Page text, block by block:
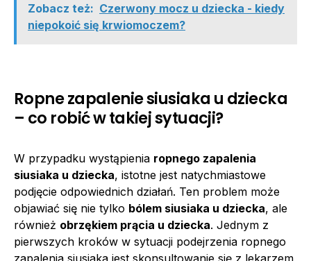
Zobacz też: Czerwony mocz u dziecka - kiedy
niepokoić się krwiomoczem?
Ropne zapalenie siusiaka u dziecka
– co robić w takiej sytuacji?
W przypadku wystąpienia ropnego zapalenia
siusiaka u dziecka, istotne jest natychmiastowe
podjęcie odpowiednich działań. Ten problem może
objawiać się nie tylko bólem siusiaka u dziecka, ale
również obrzękiem prącia u dziecka. Jednym z
pierwszych kroków w sytuacji podejrzenia ropnego
zapalenia siusiaka jest skonsultowanie się z lekarzem